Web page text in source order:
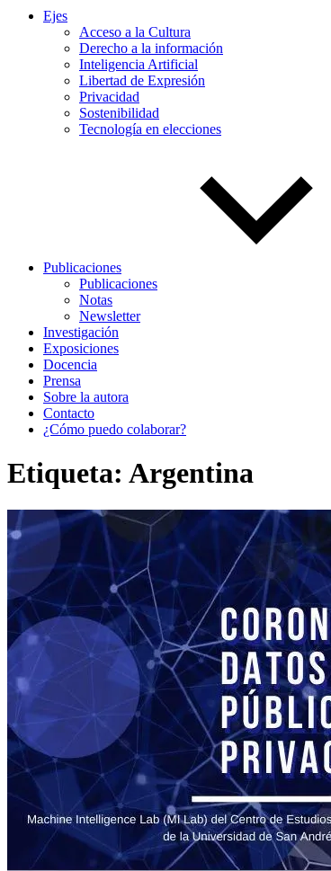
Ejes
Acceso a la Cultura
Derecho a la información
Inteligencia Artificial
Libertad de Expresión
Privacidad
Sostenibilidad
Tecnología en elecciones
Publicaciones
Publicaciones
Notas
Newsletter
Investigación
Exposiciones
Docencia
Prensa
Sobre la autora
Contacto
¿Cómo puedo colaborar?
Etiqueta: Argentina